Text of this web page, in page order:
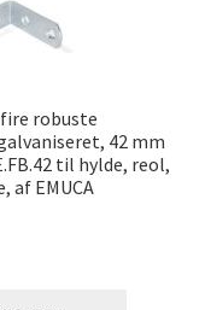
robuste
42 mm
til hylde, reol,
af EMUCA